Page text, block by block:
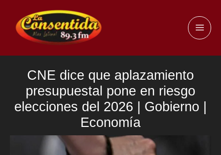
contenido
CNE dice que aplazamiento
presupuestal pone en riesgo
elecciones del 2026 | Gobierno |
Economía